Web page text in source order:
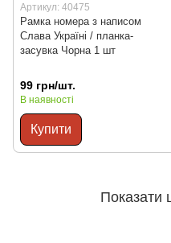
Артикул: 40475
Рамка номера з написом
Слава Україні / планка-
засувка Чорна 1 шт
99 грн/шт.
В наявності
Купити
Показати